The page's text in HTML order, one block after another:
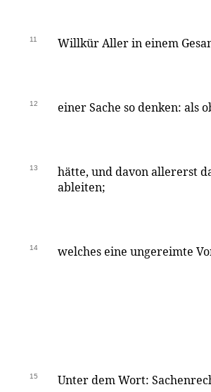
11 Willkür Aller in einem
12 einer Sache so denken: als
13
hätte, und davon allererst
ableiten;
14 welches eine ungereimte
15 Unter dem Wort: